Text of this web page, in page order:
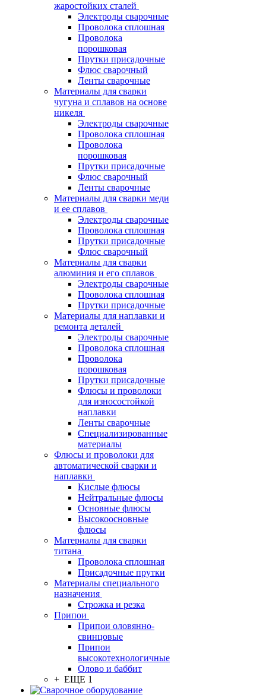
жаростойких сталей
Электроды сварочные
Проволока сплошная
Проволока
порошковая
Прутки присадочные
Флюс сварочный
Ленты сварочные
Материалы для сварки
чугуна и сплавов на основе
никеля
Электроды сварочные
Проволока сплошная
Проволока
порошковая
Прутки присадочные
Флюс сварочный
Ленты сварочные
Материалы для сварки меди
и ее сплавов
Электроды сварочные
Проволока сплошная
Прутки присадочные
Флюс сварочный
Материалы для сварки
алюминия и его сплавов
Электроды сварочные
Проволока сплошная
Прутки присадочные
Материалы для наплавки и
ремонта деталей
Электроды сварочные
Проволока сплошная
Проволока
порошковая
Прутки присадочные
Флюсы и проволоки
для износостойкой
наплавки
Ленты сварочные
Специализированные
материалы
Флюсы и проволоки для
автоматической сварки и
наплавки
Кислые флюсы
Нейтральные флюсы
Основные флюсы
Высокоосновные
флюсы
Материалы для сварки
титана
Проволока сплошная
Присадочные прутки
Материалы специального
назначения
Строжка и резка
Припои
Припои оловянно-
свинцовые
Припои
высокотехнологичные
Олово и баббит
+ ЕЩЕ 1